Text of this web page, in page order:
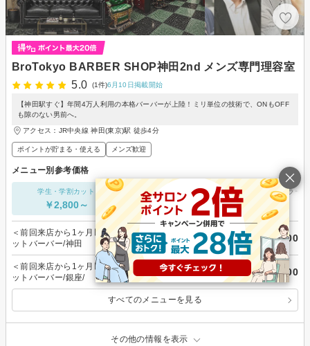
BroTokyo BARBER SHOP神田2nd メンズ専門理容室
5.0
(1件)6月10日掲載開始
【神田駅すぐ】年間4万人利用の本格バーバーが上陸！ミリ単位の技術で、ONもOFF
も隙のない男前へ。
アクセス：JR中央線 神田(東京)駅 徒歩4分
ポイントが貯まる・使える メンズ歓迎
メニュー別参考価格
学生・学割カット
￥2,800～
カット単価
￥3,300～
ヘアカラー
-
＜前回来店から1ヶ月以内限定>24歳以下学割メンテナンスカ
ットバーバー/神田
￥2,800
＜前回来店から1ヶ月以内限定>24歳以下学割メンテナンスカ
ットバーバー/銀座/
￥3,800
すべてのメニューを見る
その他の情報を表示